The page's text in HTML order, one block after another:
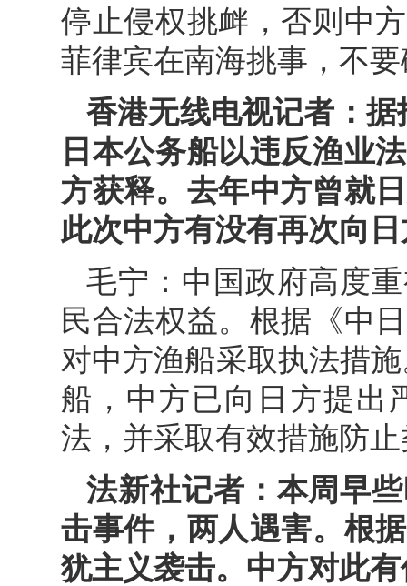
停止侵权挑衅，否则中
菲律宾在南海挑事，不
香港无线电视记者：
日本公务船以违反渔业
方获释。去年中方曾就
此次中方有没有再次向
毛宁：中国政府高度
民合法权益。根据《中
对中方渔船采取执法措
船，中方已向日方提出
法，并采取有效措施防
法新社记者：本周早
击事件，两人遇害。根
犹主义袭击。中方对此